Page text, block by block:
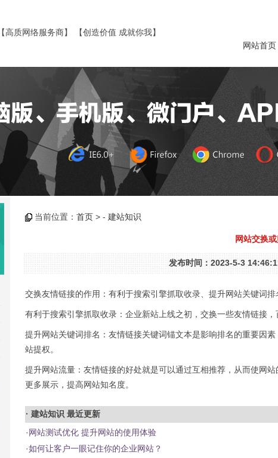
【高质网络服务商】 【创造价值 成就你我】
网站首页
当前位置： 首页 > - 建站知识
网站交换
发布时间：2023-5-3
交换友情链接的作用：有利于搜索引擎抓取收录、提升网站关键词
有利于搜索引擎抓取收录：企业新站上线之初，交换一些友情链接
提升网站关键词排名：友情链接关键词锚文本是影响排名的重要因
站提权。
提升网站流量：友情链接的好处就是可以通过互相推荐，从而使网
更多展示，提高网站知名度。
· 建站知识 最近更新
·网站测试优化 提升网站的使用体验
·如何让客户一眼记住你的企业网站？